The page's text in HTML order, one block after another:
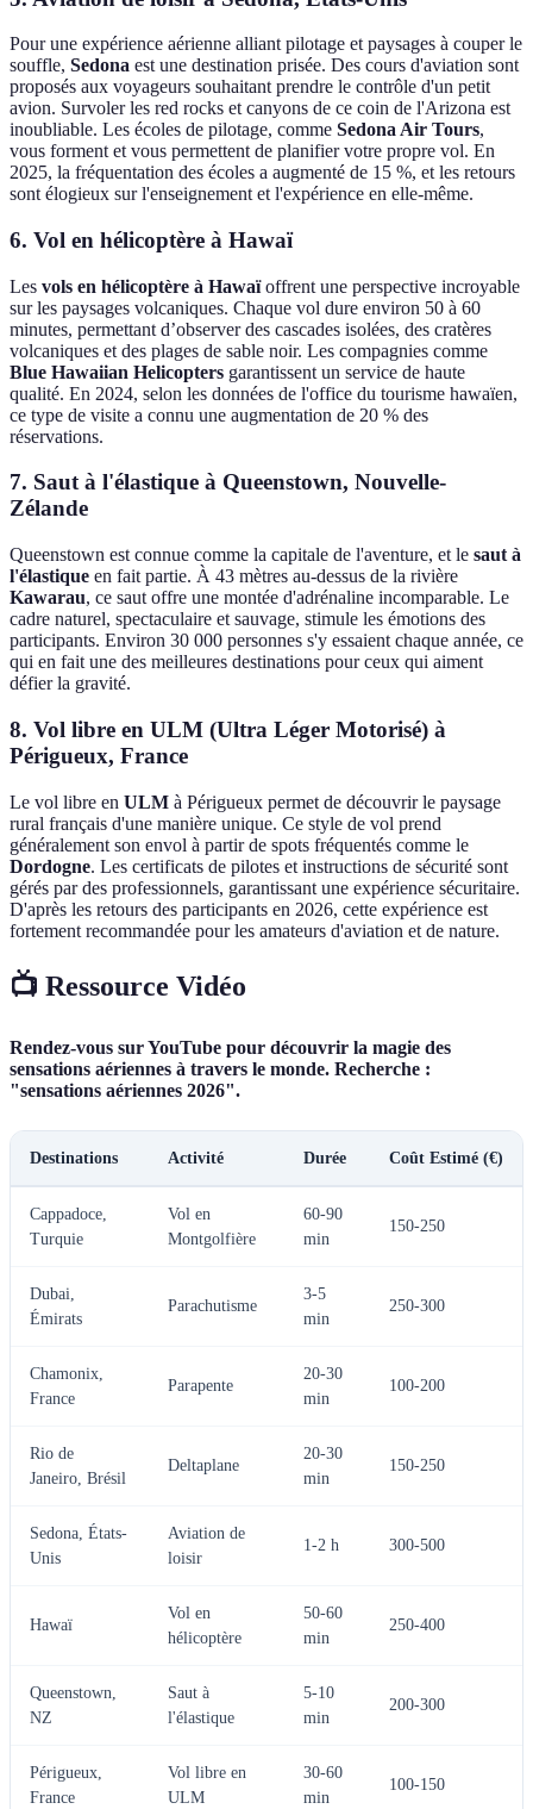
Pour une expérience aérienne alliant pilotage et paysages à couper le
souffle, Sedona est une destination prisée. Des cours d'aviation sont
proposés aux voyageurs souhaitant prendre le contrôle d'un petit
avion. Survoler les red rocks et canyons de ce coin de l'Arizona est
inoubliable. Les écoles de pilotage, comme Sedona Air Tours,
vous forment et vous permettent de planifier votre propre vol. En
2025, la fréquentation des écoles a augmenté de 15 %, et les retours
sont élogieux sur l'enseignement et l'expérience en elle-même.
6. Vol en hélicoptère à Hawaï
Les vols en hélicoptère à Hawaïoffrent une perspective incroyable
sur les paysages volcaniques. Chaque vol dure environ 50 à 60
minutes, permettant d’observer des cascades isolées, des cratères
volcaniques et des plages de sable noir. Les compagnies comme
Blue Hawaiian Helicopters garantissent un service de haute
qualité. En 2024, selon les données de l'office du tourisme hawaïen,
ce type de visite a connu une augmentation de 20 % des
réservations.
7. Saut à l'élastique à Queenstown, Nouvelle-
Zélande
Queenstown est connue comme la capitale de l'aventure, et le saut à
l'élastique en fait partie. À 43 mètres au-dessus de la rivière
Kawarau, ce saut offre une montée d'adrénaline incomparable. Le
cadre naturel, spectaculaire et sauvage, stimule les émotions des
participants. Environ 30 000 personnes s'y essaient chaque année, ce
qui en fait une des meilleures destinations pour ceux qui aiment
défier la gravité.
8. Vol libre en ULM (Ultra Léger Motorisé) à
Périgueux, France
Le vol libre en ULM à Périgueux permet de découvrir le paysage
rural français d'une manière unique. Ce style de vol prend
généralement son envol à partir de spots fréquentés comme le
Dordogne. Les certificats de pilotes et instructions de sécurité sont
gérés par des professionnels, garantissant une expérience sécuritaire.
D'après les retours des participants en 2026, cette expérience est
fortement recommandée pour les amateurs d'aviation et de nature.
📺 Ressource Vidéo
Rendez-vous sur YouTube pour découvrir la magie des
sensations aériennes à travers le monde. Recherche :
"sensations aériennes 2026".
Destinations Activité Durée Coût Estimé (€)
Cappadoce,
Turquie
Vol en
Montgolfière
60-90
min
150-250
Dubai,
Émirats
Parachutisme
3-5
min
250-300
Chamonix,
France
Parapente
20-30
min
100-200
Rio de
Janeiro, Brésil
Deltaplane
20-30
min
150-250
Sedona, États-
Unis
Aviation de
loisir
1-2 h 300-500
Hawaï
Vol en
hélicoptère
50-60
min
250-400
Queenstown,
NZ
Saut à
l'élastique
5-10
min
200-300
Périgueux,
France
Vol libre en
ULM
30-60
min
100-150